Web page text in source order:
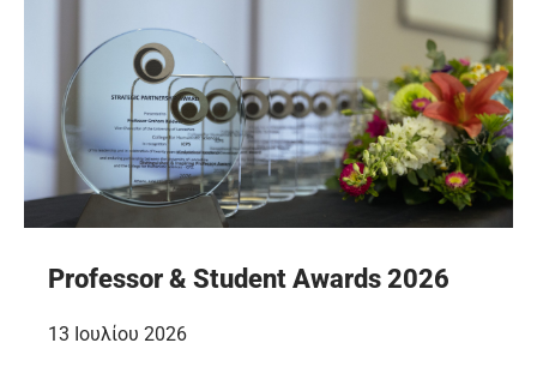
Professor & Student Awards 2026
13 Ιουλίου 2026